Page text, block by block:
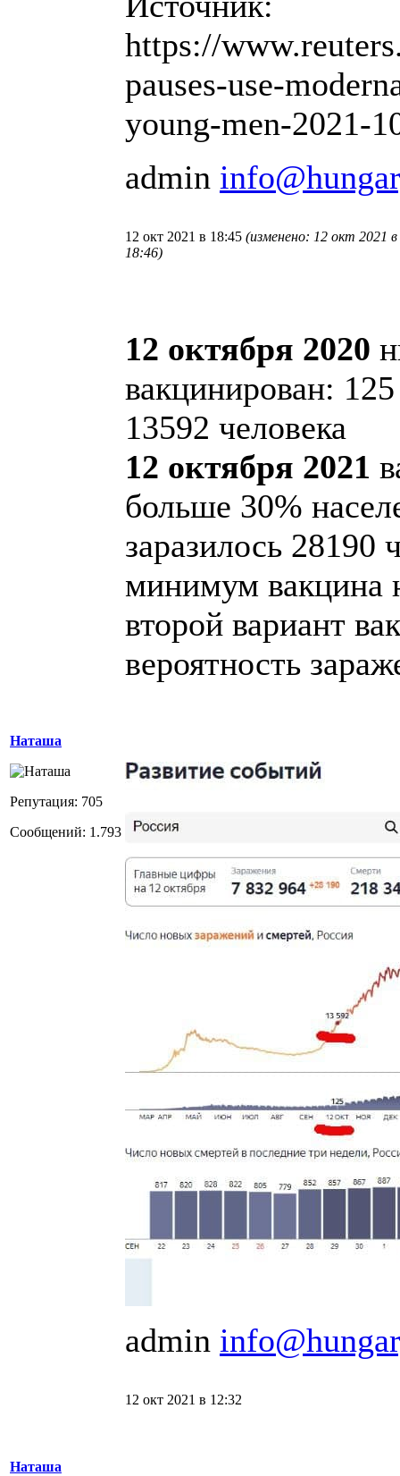
https://
pauses-use-
young-men-2021-
admin
Наташа
Репутация: 705
Сообщений: 1.793
12 окт 2021 в 18:45 (изменено: 12 окт 2021 в
18:46)
12 октября 2020
вакцинирован:
13592 человека
12 октября 2021
больше 30%
заразилось 28190
минимум вакцина
второй вариант
вероятность
admin
Наташа
12 окт 2021 в 12:32